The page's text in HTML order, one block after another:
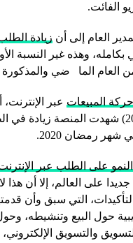
الفائت.
العام إلى أن زيادة الطلب
من العام الما ضي والمذكورة
حركة المبيعات عبر
رمضان 2020.
على الطلب عبر
جديدا على العالم، إلا أن
التي سبق وأن
حول البيع وتنشيطه،
والتسويق